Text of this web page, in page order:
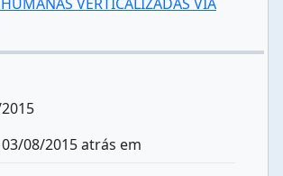
08/2015 atrás em